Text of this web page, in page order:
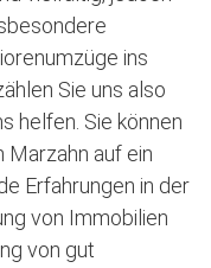
ins
Sie uns also
helfen. Sie können
Marzahn auf ein
Erfahrungen in der
von Immobilien
von gut